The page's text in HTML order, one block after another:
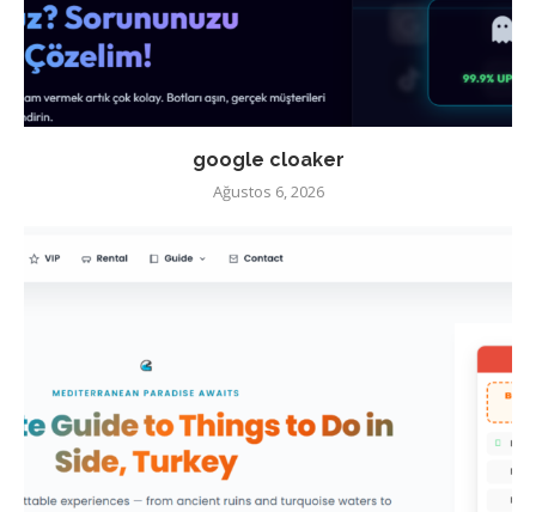
google cloaker
Ağustos 6, 2026